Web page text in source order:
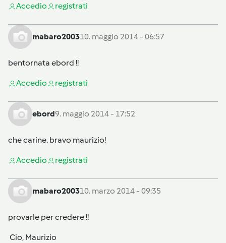
Accedio registrati
mabaro200310. maggio 2014 - 06:57
bentornata ebord !!
Accedio registrati
ebord9. maggio 2014 - 17:52
che carine. bravo maurizio!
Accedio registrati
mabaro200310. marzo 2014 - 09:35
provarle per credere !!
Cio, Maurizio